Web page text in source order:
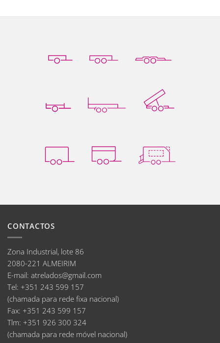
CONTACTOS
Zona Industrial, lote 86
2080-221 ALMEIRIM
E-mail: atrelados@gmail.com
Tel: +351 243 599 157
(chamada para rede fixa nacional)
Fax: +351 243 599 157
Tlm: +351 926 300 324
(chamada para rede móvel nacional)